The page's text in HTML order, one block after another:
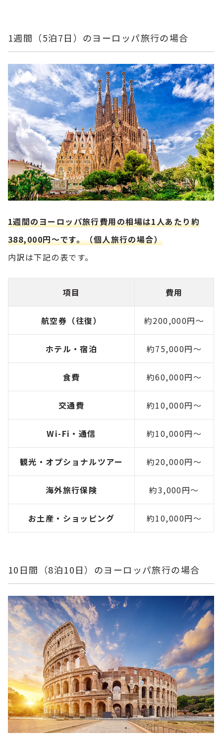
1週間（5泊7日）のヨーロッパ旅行の場合
1週間のヨーロッパ旅行費用の相場は1人あたり約
388,000円～です。（個人旅行の場合）
内訳は下記の表です。
項目 費用
航空券（往復） 約200,000円～
ホテル・宿泊 約75,000円～
食費 約60,000円～
交通費 約10,000円～
Wi-Fi・通信 約10,000円～
観光・オプショナルツアー 約20,000円～
海外旅行保険 約3,000円～
お土産・ショッピング 約10,000円～
10日間（8泊10日）のヨーロッパ旅行の場合